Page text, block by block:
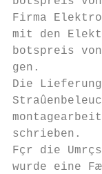
Firma
mit den
botspreis
gen.
Die
Fçr die
wurde eine